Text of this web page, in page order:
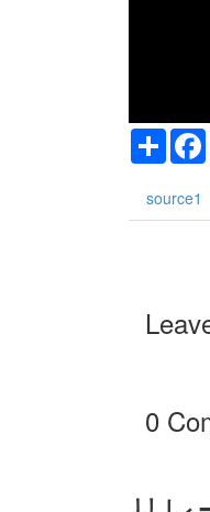
Share
source1
0